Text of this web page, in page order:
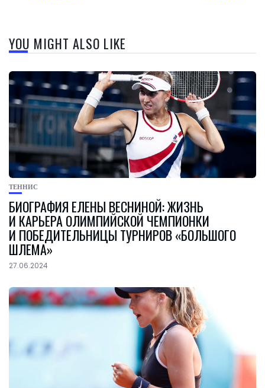
YOU MIGHT ALSO LIKE
ТЕННИС
БИОГРАФИЯ ЕЛЕНЫ ВЕСНИНОЙ: ЖИЗНЬ
И КАРЬЕРА ОЛИМПИЙСКОЙ ЧЕМПИОНКИ
И ПОБЕДИТЕЛЬНИЦЫ ТУРНИРОВ «БОЛЬШОГО
ШЛЕМА»
27.06.2024